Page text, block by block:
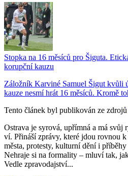
Stopka na 16 měsíců pro Šiguta.
korupční kauzu
Záložník Karviné Samuel Šigut kvůli
kauze nesmí hrát 16 měsíců. Kromě
Tento článek byl publikován ze zdrojů
Ostrava je syrová, upřímná a má svůj
ví. Přináší zprávy, které jdou rovnou
města, protesty, kulturní dění i
Nehraje si na formality – mluví tak,
Vedle zpravodajství...